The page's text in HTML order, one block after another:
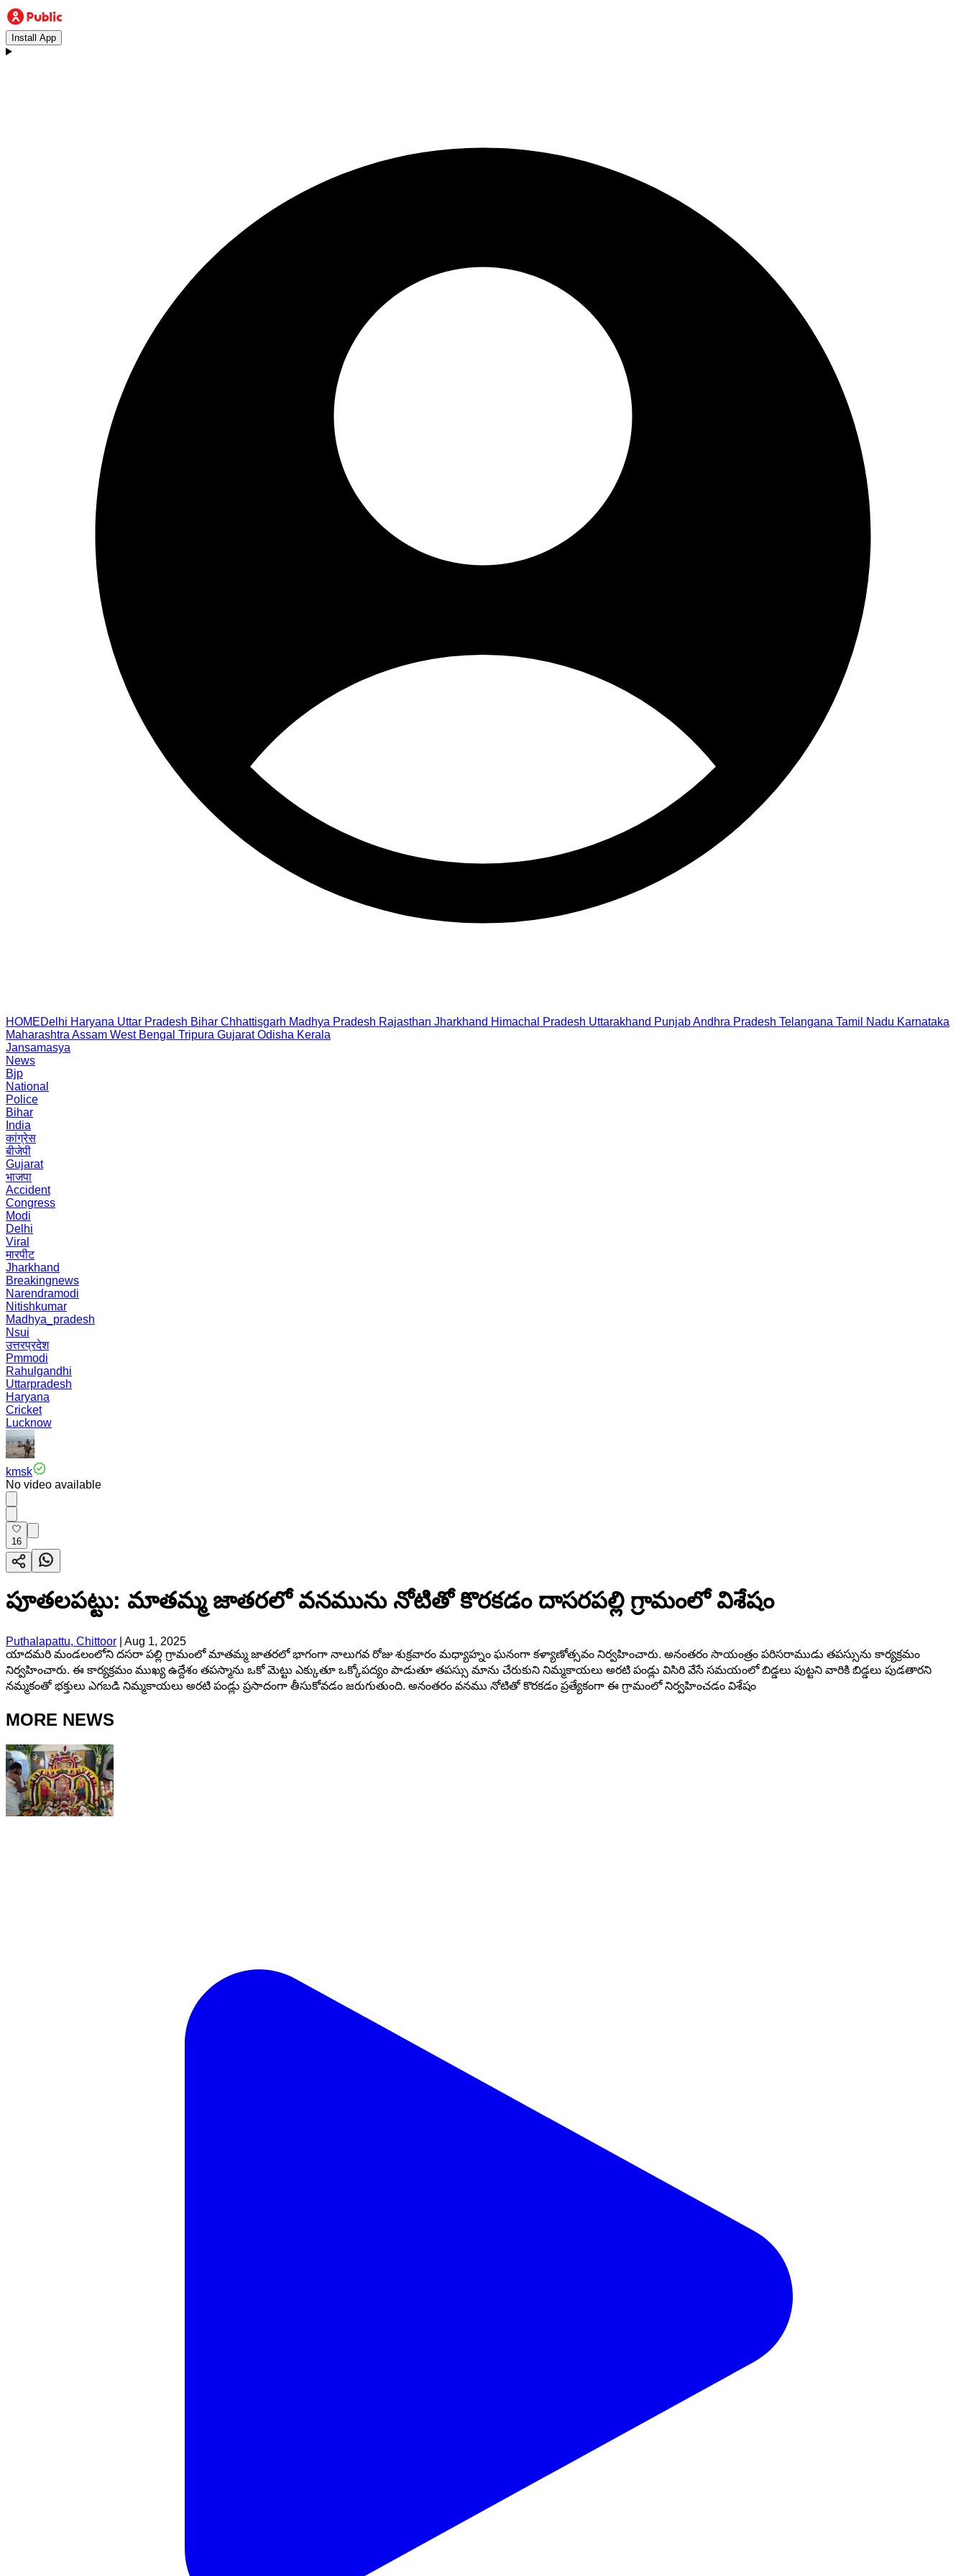
Install App
HOMEDelhi Haryana Uttar Pradesh Bihar Chhattisgarh Madhya Pradesh Rajasthan Jharkhand Himachal Pradesh Uttarakhand PunjabAndhra Pradesh Telangana Tamil Nadu Karnataka
Maharashtra Assam West Bengal Tripura Gujarat Odisha Kerala
Jansamasya
News
Bjp
National
Police
Bihar
India
कांग्रेस
बीजेपी
Gujarat
भाजपा
Accident
Congress
Modi
Delhi
Viral
मारपीट
Jharkhand
Breakingnews
Narendramodi
Nitishkumar
Madhya_pradesh
Nsui
उत्तरप्रदेश
Pmmodi
Rahulgandhi
Uttarpradesh
Haryana
Cricket
Lucknow
kmsk
No video available
16
పూతలపట్టు: మాతమ్మ జాతరలో వనమును నోటితో కొరకడం దాసరపల్లి గ్రామంలో విశేషం
Puthalapattu, Chittoor
Aug 1, 2025
యాదమరి మండలంలోని దసరా పల్లి గ్రామంలో మాతమ్మ జాతరలో భాగంగా నాలుగవ రోజు శుక్రవారం మధ్యాహ్నం ఘనంగా కళ్యాణోత్సవం నిర్వహించారు. అనంతరం సాయంత్రం పరిసరాముడు తపస్సును కార్యక్రమం
నిర్వహించారు. ఈ కార్యక్రమం ముఖ్య ఉద్దేశం తపస్మాను ఒకో మెట్టు ఎక్కుతూ ఒక్కోపద్యం పాడుతూ తపస్సు మాను చేరుకుని నిమ్మకాయలు అరటి పండ్లు విసిరి వేసే సమయంలో బిడ్డలు పుట్టని వారికి బిడ్డలు పుడతారని
నమ్మకంతో భక్తులు ఎగబడి నిమ్మకాయలు అరటి పండ్లు ప్రసాదంగా తీసుకోవడం జరుగుతుంది. అనంతరం వనము నోటితో కొరకడం ప్రత్యేకంగా ఈ గ్రామంలో నిర్వహించడం విశేషం
MORE NEWS